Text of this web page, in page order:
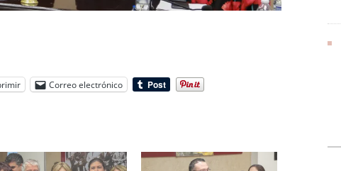
Correo electrónico